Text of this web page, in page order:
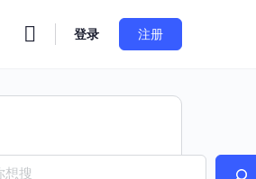
登录 注册